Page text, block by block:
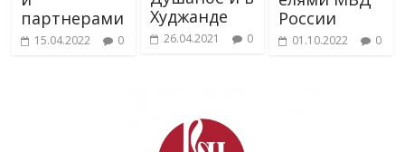
партнерами
15.04.2022 0
Худжанде
26.04.2021 0
России
01.10.2022 0